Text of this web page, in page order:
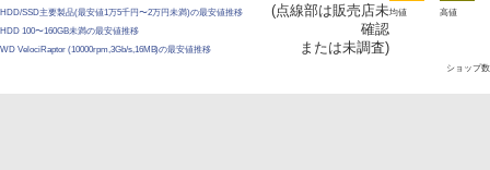
HDD/SSD主要製品(最安値1万5千円〜2万円未満)の最安値推移
HDD 100〜160GB未満の最安値推移
WD VelociRaptor (10000rpm,3Gb/s,16MB)の最安値推移
(点線部は販売店未
確認
または未調査)
均値
高値
ショップ数